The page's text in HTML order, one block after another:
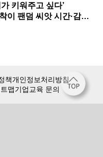
가 키워주고 싶다’
이 팬덤 씨앗 시간·감정
책개인정보처리방침
맵기업교육 문의